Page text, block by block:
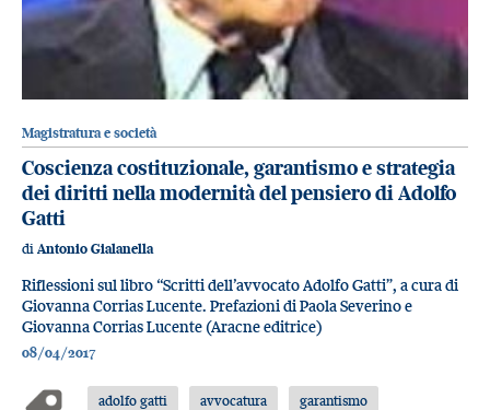
Magistratura e società
Coscienza costituzionale, garantismo e strategia
dei diritti nella modernità del pensiero di Adolfo
Gatti
di Antonio Gialanella
Riflessioni sul libro “Scritti dell’avvocato Adolfo Gatti”, a cura di
Giovanna Corrias Lucente. Prefazioni di Paola Severino e
Giovanna Corrias Lucente (Aracne editrice)
08/04/2017
adolfo gatti avvocatura
garantismo